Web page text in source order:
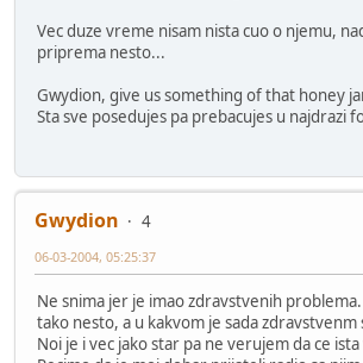
Vec duze vreme nisam nista cuo o njemu,
priprema nesto...
Gwydion, give us something of that honey
Sta sve posedujes pa prebacujes u najdrazi
Gwydion
4
06-03-2004, 05:25:37
Ne snima jer je imao zdravstvenih problema.
tako nesto, a u kakvom je sada zdravstvenm
Noi je i vec jako star pa ne verujem da ce